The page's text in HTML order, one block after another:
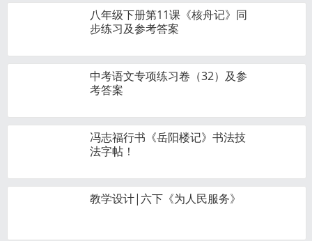
八年级下册第11课《核舟记》同
步练习及参考答案
中考语文专项练习卷（32）及参
考答案
冯志福行书《岳阳楼记》书法技
法字帖！
教学设计|六下《为人民服务》